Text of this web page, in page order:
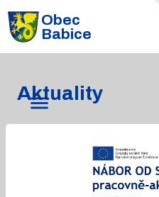
Obec
Babice
Aktuality